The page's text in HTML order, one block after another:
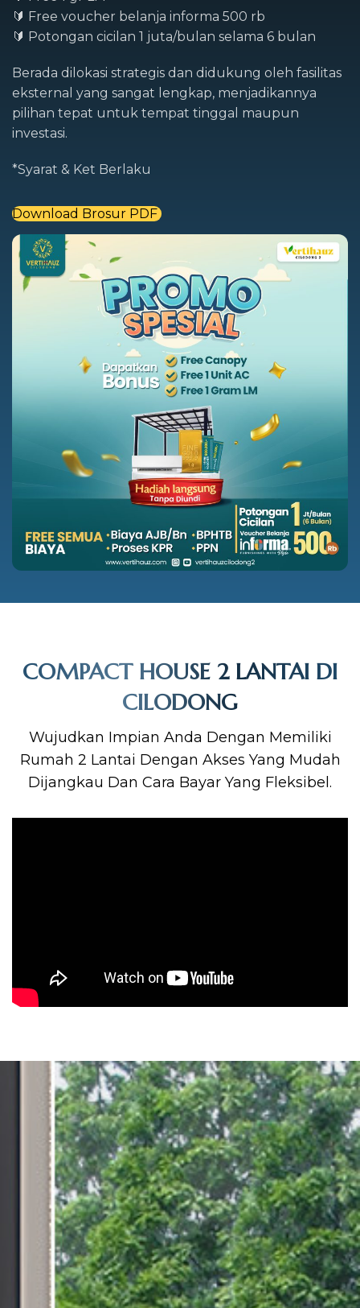
🔰 Free voucher belanja informa 500 rb
🔰 Potongan cicilan 1 juta/bulan selama 6 bulan
Berada dilokasi strategis dan didukung oleh fasilitas
eksternal yang sangat lengkap, menjadikannya
pilihan tepat untuk tempat tinggal maupun
investasi.
*Syarat & Ket Berlaku
Download Brosur PDF
COMPACT HOUSE 2 LANTAI DI
CILODONG
Wujudkan Impian Anda Dengan Memiliki
Rumah 2 Lantai Dengan Akses Yang Mudah
Dijangkau Dan Cara Bayar Yang Fleksibel.